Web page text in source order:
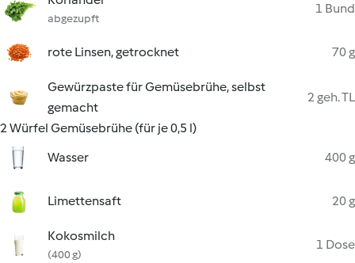
abgezupft
1 Bund
rote Linsen, getrocknet 70 g
Gewürzpaste für Gemüsebrühe, selbst
gemacht
2 geh. TL
2 Würfel Gemüsebrühe (für je 0,5 l)
Wasser
400 g
Limettensaft 20 g
Kokosmilch
(400 g)
1 Dose